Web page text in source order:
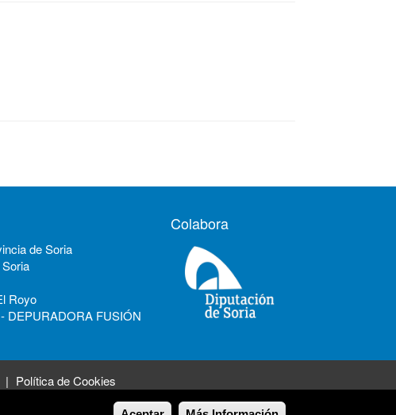
de Soria
Royo
DEPURADORA FUSIÓN
Colabora
Política de Cookies